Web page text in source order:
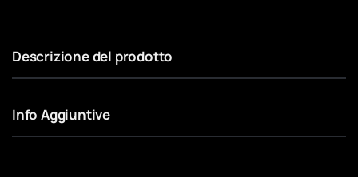
Descrizione del prodotto
Info Aggiuntive